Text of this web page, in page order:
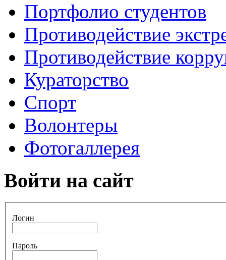
Портфолио студентов
Противодействие
Противодействие
Кураторство
Спорт
Волонтеры
Фотогаллерея
Войти на сайт
Логин
Пароль